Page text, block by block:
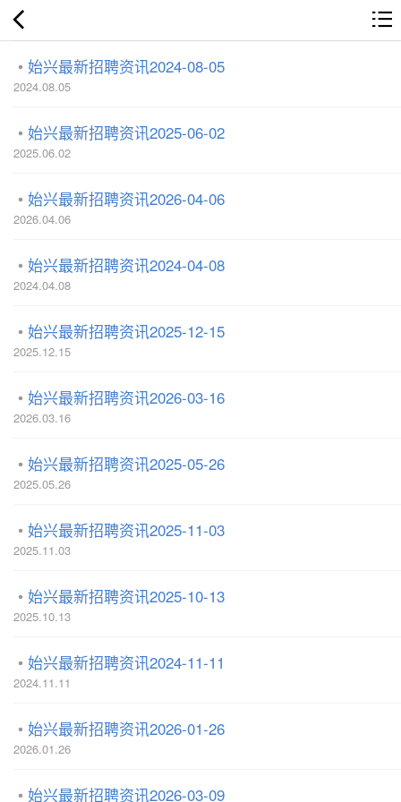
始兴最新招聘资讯2024-08-05
2024.08.05
始兴最新招聘资讯2025-06-02
2025.06.02
始兴最新招聘资讯2026-04-06
2026.04.06
始兴最新招聘资讯2024-04-08
2024.04.08
始兴最新招聘资讯2025-12-15
2025.12.15
始兴最新招聘资讯2026-03-16
2026.03.16
始兴最新招聘资讯2025-05-26
2025.05.26
始兴最新招聘资讯2025-11-03
2025.11.03
始兴最新招聘资讯2025-10-13
2025.10.13
始兴最新招聘资讯2024-11-11
2024.11.11
始兴最新招聘资讯2026-01-26
2026.01.26
始兴最新招聘资讯2026-03-09